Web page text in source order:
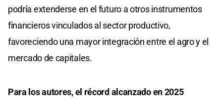
podría extenderse en el futuro a otros instrumentos
financieros vinculados al sector productivo,
favoreciendo una mayor integración entre el agro y el
mercado de capitales.
Para los autores, el récord alcanzado en 2025